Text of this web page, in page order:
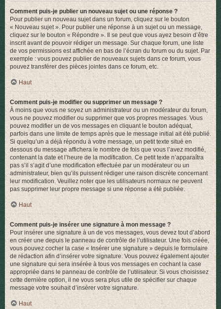
Comment puis-je publier un nouveau sujet ou une réponse ?
Pour publier un nouveau sujet dans un forum, cliquez sur le bouton
« Nouveau sujet ». Pour publier une réponse à un sujet ou un message,
cliquez sur le bouton « Répondre ». Il se peut que vous ayez besoin d’être
inscrit avant de pouvoir rédiger un message. Sur chaque forum, une liste
de vos permissions est affichée en bas de l’écran du forum ou du sujet. Par
exemple : vous pouvez publier de nouveaux sujets dans ce forum, vous
pouvez transférer des pièces jointes dans ce forum, etc.
Haut
Comment puis-je modifier ou supprimer un message ?
À moins que vous ne soyez un administrateur ou un modérateur du forum,
vous ne pouvez modifier ou supprimer que vos propres messages. Vous
pouvez modifier un de vos messages en cliquant le bouton adéquat,
parfois dans une limite de temps après que le message initial ait été publié.
Si quelqu’un a déjà répondu à votre message, un petit texte situé en
dessous du message affichera le nombre de fois que vous l’avez modifié,
contenant la date et l’heure de la modification. Ce petit texte n’apparaîtra
pas s’il s’agit d’une modification effectuée par un modérateur ou un
administrateur, bien qu’ils puissent rédiger une raison discrète concernant
leur modification. Veuillez noter que les utilisateurs normaux ne peuvent
pas supprimer leur propre message si une réponse a été publiée.
Haut
Comment puis-je insérer une signature à mon message ?
Pour insérer une signature à un de vos messages, vous devez tout d’abord
en créer une depuis le panneau de contrôle de l’utilisateur. Une fois créée,
vous pouvez cocher la case « Insérer une signature » depuis le formulaire
de rédaction afin d’insérer votre signature. Vous pouvez également ajouter
une signature qui sera insérée à tous vos messages en cochant la case
appropriée dans le panneau de contrôle de l’utilisateur. Si vous choisissez
cette dernière option, il ne vous sera plus utile de spécifier sur chaque
message votre souhait d’insérer votre signature.
Haut